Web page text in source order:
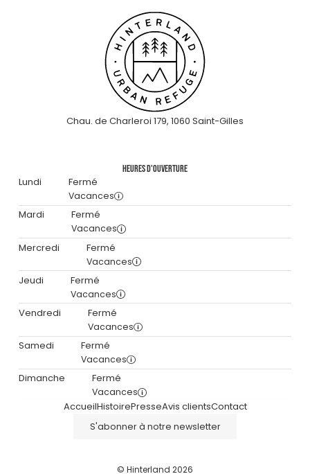
Chau. de Charleroi 179, 1060 Saint-Gilles
Heures d'ouverture
Lundi Fermé
Vacances
Mardi Fermé
Vacances
Mercredi Fermé
Vacances
Jeudi Fermé
Vacances
Vendredi Fermé
Vacances
Samedi Fermé
Vacances
Dimanche Fermé
Vacances
S'abonner à notre newsletter
AccueilHistoirePresseAvis clientsContact
© Hinterland 2026